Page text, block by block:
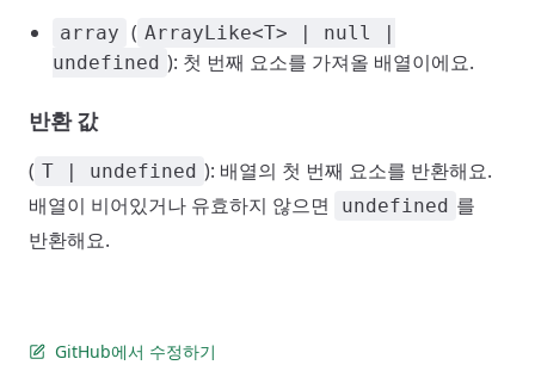
array ( ArrayLike<T> | null |
undefined ): 첫 번째 요소를 가져올 배열이에요.
반환 값
( T | undefined ): 배열의 첫 번째 요소를 반환해요.
배열이 비어있거나 유효하지 않으면
undefined 를
반환해요.
GitHub에서 수정하기